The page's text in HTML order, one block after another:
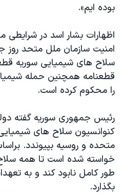
بوده ایم».
اظهارات بشار اسد در
امنیت سازمان ملل متحد روز
سلاح های شیمیایی سوریه
قطعنامه همچنین حمله
را محکوم کرده است.
رئیس جمهوری سوریه گفته
کنوانسیون سلاح های
متحده و روسیه بپیوندد.
خواسته شده است تا همه
طور کامل نابود کند و به
بگذارد.